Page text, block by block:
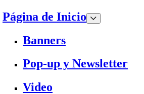
Página de Inicio
Banners
Pop-up y Newsletter
Video